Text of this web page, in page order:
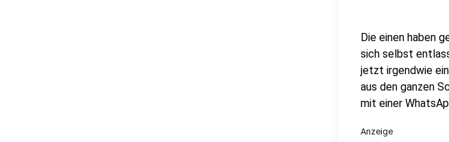
Die einen haben
sich selbst
jetzt irgendwie
aus den ganzen
mit einer
Anzeige